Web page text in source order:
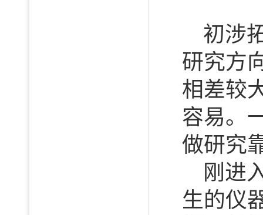
初涉
研究方
相差较
容易。
做研究
刚进
生的仪